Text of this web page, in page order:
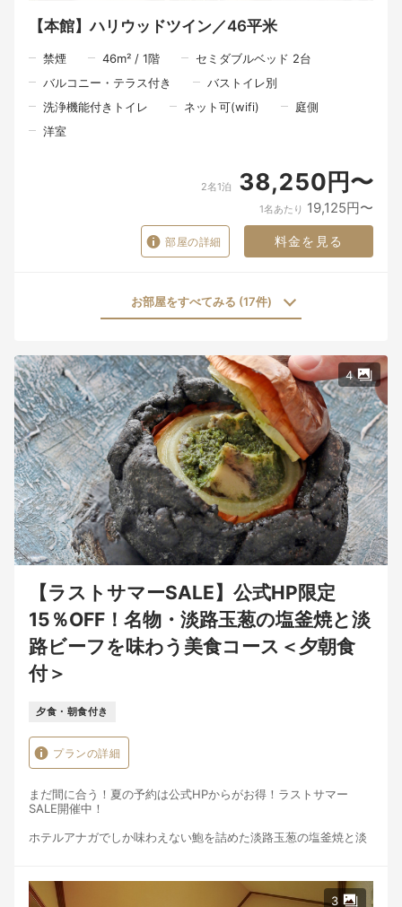
【本館】ハリウッドツイン／46平米
禁煙 46m² / 1階
セミダブルベッド 2台
バルコニー・テラス付き
バストイレ別
洗浄機能付きトイレ
ネット可(wifi)
庭側
洋室
2名1泊 38,250円〜
1名あたり 19,125円〜
部屋の詳細 料金を見る
お部屋をすべてみる (17件)
4
【ラストサマーSALE】公式HP限定
15％OFF！名物・淡路玉葱の塩釜焼と淡
路ビーフを味わう美食コース＜夕朝食
付＞
夕食・朝食付き
プランの詳細
まだ間に合う！夏の予約は公式HPからがお得！ラストサマー
SALE開催中！
ホテルアナガでしか味わえない鮑を詰めた淡路玉葱の塩釜焼と淡
験、これぞホテルアナガと感じるシェフお勧めのフルコース料
理。
3